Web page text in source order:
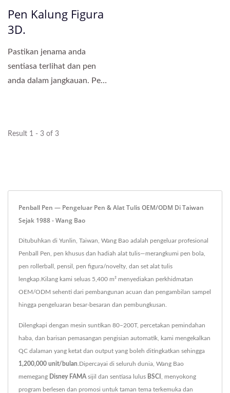
Pen Kalung Figura
3D.
Pastikan jenama anda
sentiasa terlihat dan pen
anda dalam jangkauan. Pen
Result 1 - 3 of 3
Penball Pen — Pengeluar Pen & Alat Tulis OEM/ODM Di Taiwan
Sejak 1988 - Wang Bao
Ditubuhkan di Yunlin, Taiwan, Wang Bao adalah pengeluar profesional
Penball Pen, pen khusus dan hadiah alat tulis—merangkumi pen bola,
pen rollerball, pensil, pen figura/novelty, dan set alat tulis
lengkap.Kilang kami seluas 5,400 m² menyediakan perkhidmatan
OEM/ODM sehenti dari pembangunan acuan dan pengambilan sampel
hingga pengeluaran besar-besaran dan pembungkusan.
Dilengkapi dengan mesin suntikan 80–200T, percetakan pemindahan
haba, dan barisan pemasangan pengisian automatik, kami mengekalkan
QC dalaman yang ketat dan output yang boleh ditingkatkan sehingga
1,200,000 unit/bulan .Dipercayai di seluruh dunia, Wang Bao
memegang Disney FAMA sijil dan sentiasa lulus BSCI , menyokong
program berlesen dan promosi untuk taman tema terkemuka dan